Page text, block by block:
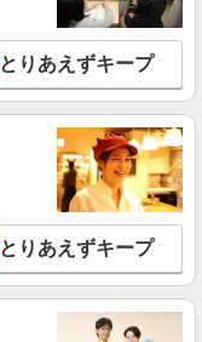
とりあえずキープ
とりあえずキープ